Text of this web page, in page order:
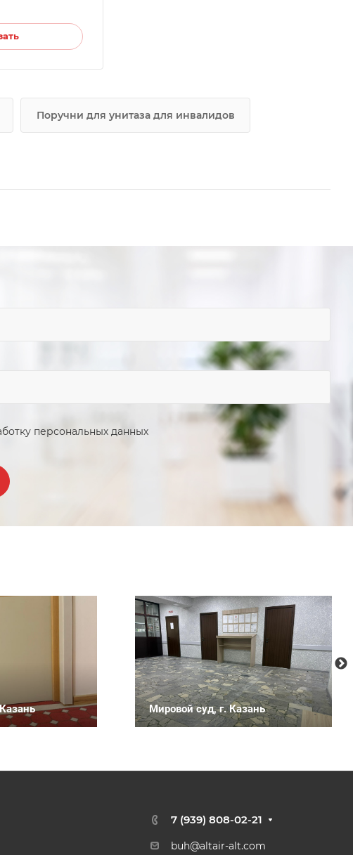
Поручни для унитаза для инвалидов
персональных данных
Мировой суд, г. Казань
7 (939) 808-02-21
buh@altair-alt.com